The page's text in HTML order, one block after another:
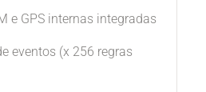
e GPS internas integradas
eventos (x 256 regras